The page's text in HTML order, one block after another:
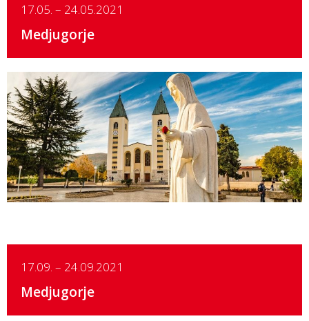
17.05. – 24.05.2021
Medjugorje
17.09. – 24.09.2021
Medjugorje
Details